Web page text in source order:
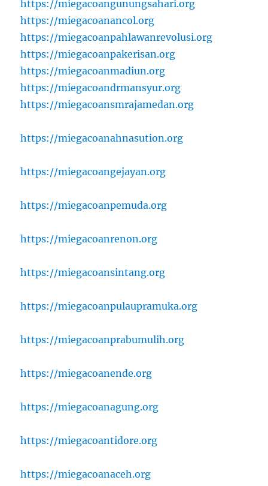
https://miegacoangunungsahari.org
https://miegacoanancol.org
https://miegacoanpahlawanrevolusi.org
https://miegacoanpakerisan.org
https://miegacoanmadiun.org
https://miegacoandrmansyur.org
https://miegacoansmrajamedan.org
https://miegacoanahnasution.org
https://miegacoangejayan.org
https://miegacoanpemuda.org
https://miegacoanrenon.org
https://miegacoansintang.org
https://miegacoanpulaupramuka.org
https://miegacoanprabumulih.org
https://miegacoanende.org
https://miegacoanagung.org
https://miegacoantidore.org
https://miegacoanaceh.org